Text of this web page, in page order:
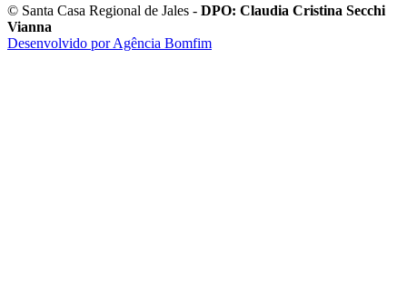
© Santa Casa Regional de Jales - DPO: Claudia Cristina Secchi
Vianna
Desenvolvido por Agência Bomfim